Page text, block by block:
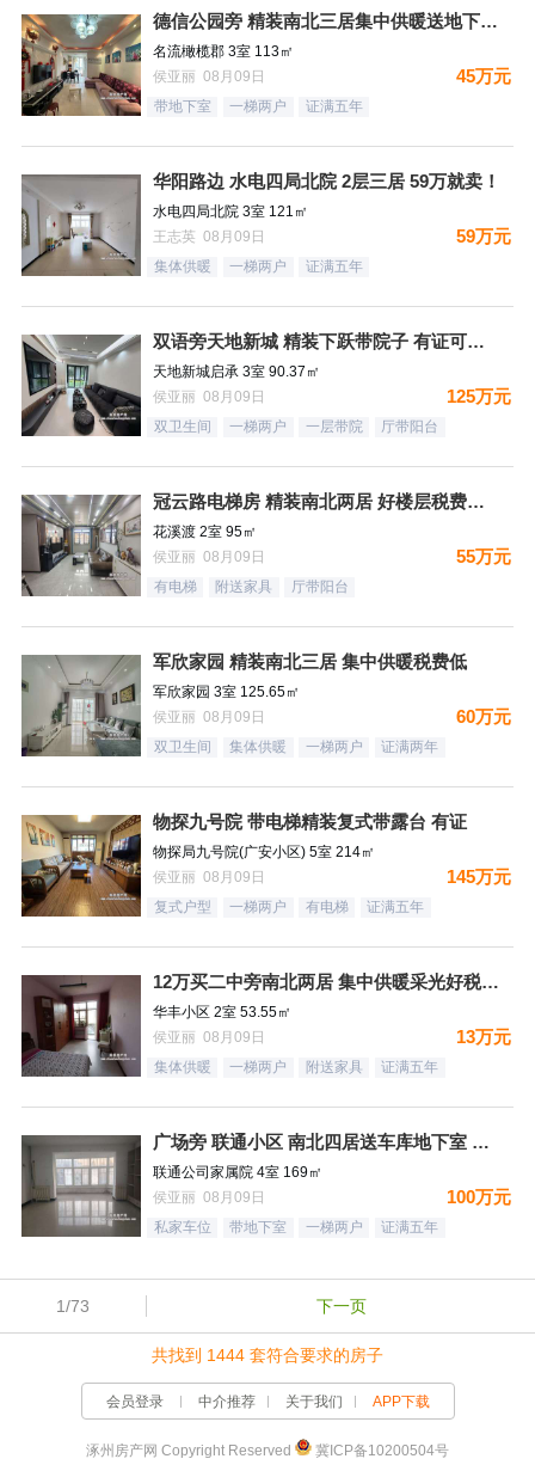
德信公园旁 精装南北三居集中供暖送地下室 税费低
名流橄榄郡 3室 113㎡
侯亚丽 08月09日
45万元
带地下室 一梯两户 证满五年
华阳路边 水电四局北院 2层三居 59万就卖！
水电四局北院 3室 121㎡
王志英 08月09日
59万元
集体供暖 一梯两户 证满五年
双语旁天地新城 精装下跃带院子 有证可贷款
天地新城启承 3室 90.37㎡
侯亚丽 08月09日
125万元
双卫生间 一梯两户 一层带院 厅带阳台
冠云路电梯房 精装南北两居 好楼层税费低有证
花溪渡 2室 95㎡
侯亚丽 08月09日
55万元
有电梯 附送家具 厅带阳台
军欣家园 精装南北三居 集中供暖税费低
军欣家园 3室 125.65㎡
侯亚丽 08月09日
60万元
双卫生间 集体供暖 一梯两户 证满两年
物探九号院 带电梯精装复式带露台 有证
物探局九号院(广安小区) 5室 214㎡
侯亚丽 08月09日
145万元
复式户型 一梯两户 有电梯 证满五年
12万买二中旁南北两居 集中供暖采光好税费低
华丰小区 2室 53.55㎡
侯亚丽 08月09日
13万元
集体供暖 一梯两户 附送家具 证满五年
广场旁 联通小区 南北四居送车库地下室 好楼层税费低
联通公司家属院 4室 169㎡
侯亚丽 08月09日
100万元
私家车位 带地下室 一梯两户 证满五年
1/73 下一页
共找到 1444 套符合要求的房子
会员登录 中介推荐 关于我们 APP下载
涿州房产网 Copyright Reserved 冀ICP备10200504号